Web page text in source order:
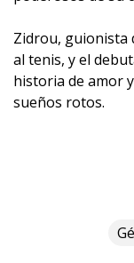
Zidrou, guionista
al tenis, y el
historia de amor
sueños rotos.